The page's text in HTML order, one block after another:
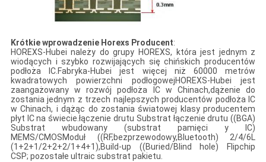
Krótkie wprowadzenie Horexs Producent:
HOREXS-Hubei należy do grupy HOREXS, która jest jednym z
wiodących i szybko rozwijających się chińskich producentów
podłoża IC.Fabryka-Hubei jest więcej niż 60000 metrów
kwadratowych powierzchni podłogowejHOREXS-Hubei jest
zaangażowany w rozwój podłoża IC w Chinach,dążenie do
zostania jednym z trzech najlepszych producentów podłoża IC
w Chinach, i dążąc do zostania światowej klasy producentem
płyt IC na świecie.łączenie drutu Substrat łączenie drutu ((BGA)
Substrat wbudowany (substrat pamięci y IC)
MEMS/CMOSModuł ((RF,bezprzewodowy,Bluetooth) 2/4/6L
(1+2+1/2+2+2/1+4+1),Build-up ((Buried/Blind hole) Flipchip
CSP; pozostałe ultraic substrat pakietu.